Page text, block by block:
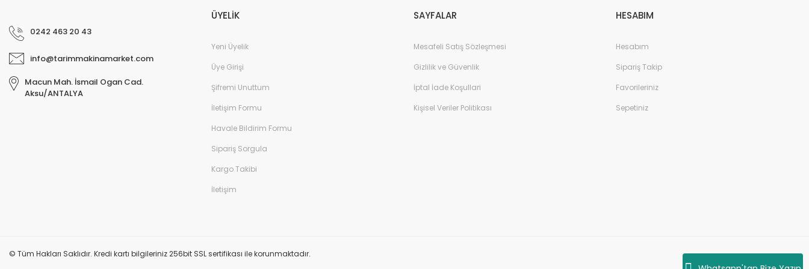
0242 463 20 43
info@tarimmakinamarket.com
Macun Mah. İsmail Ogan Cad.
Aksu/ANTALYA
ÜYELİK
Yeni Üyelik
Üye Girişi
Şifremi Unuttum
İletişim Formu
Havale Bildirim Formu
Sipariş Sorgula
Kargo Takibi
İletişim
SAYFALAR
Mesafeli Satış Sözleşmesi
Gizlilik ve Güvenlik
İptal İade Koşullari
Kişisel Veriler Politikası
HESABIM
Hesabım
Sipariş Takip
Favorileriniz
Sepetiniz
© Tüm Hakları Saklıdır. Kredi kartı bilgileriniz 256bit SSL sertifikası ile korunmaktadır.